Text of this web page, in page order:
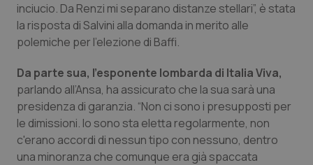
inciucio. Da Renzi mi separano distanze stellari”, è stata
la risposta di Salvini alla domanda in merito alle
polemiche per l’elezione di Baffi.
Da parte sua, l’esponente lombarda di Italia Viva,
parlando all’Ansa, ha assicurato che la sua sarà una
presidenza di garanzia. “Non ci sono i presupposti per
le dimissioni. Io sono sta eletta regolarmente, non
c'erano accordi di nessun tipo con nessuno, dentro
una minoranza che comunque era già spaccata